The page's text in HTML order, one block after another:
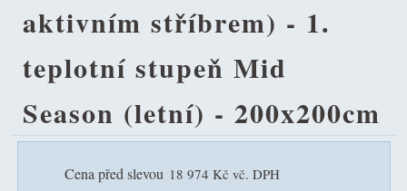
aktivním stříbrem) - 1.
teplotní stupeň Mid
Season (letní) - 200x200cm
Cena před slevou 18 974 Kč vč. DPH